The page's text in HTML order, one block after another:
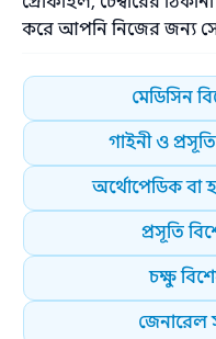
করে আপনি নিজের জন্য
মেডিসিন
গাইনী ও
অর্থোপেডিক বা
প্রসূতি
চক্ষু
জেনারেল